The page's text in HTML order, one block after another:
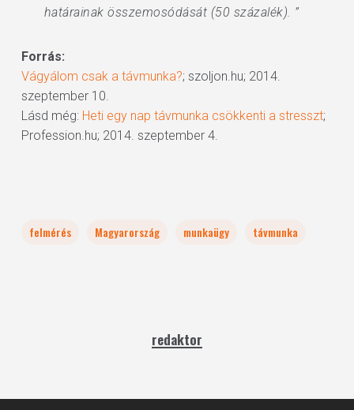
határainak összemosódását (50 százalék). ”
Forrás:
Vágyálom csak a távmunka?; szoljon.hu; 2014.
szeptember 10.
Lásd még: Heti egy nap távmunka csökkenti a stresszt;
Profession.hu; 2014. szeptember 4.
felmérés Magyarország munkaügy távmunka
redaktor